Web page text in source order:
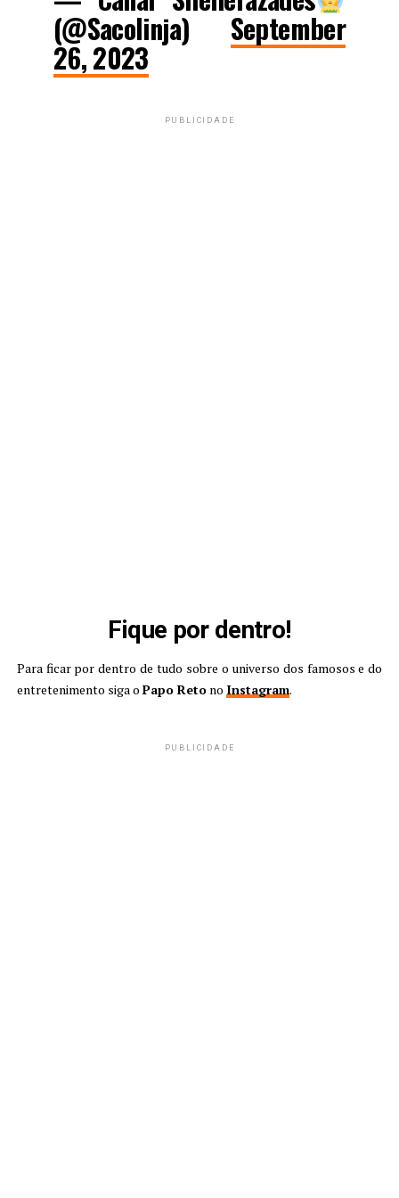
(@Sacolinja) September
26, 2023
PUBLICIDADE
Fique por dentro!
Para ficar por dentro de tudo sobre o universo dos famosos e do
entretenimento siga o Papo Retono Instagram.
PUBLICIDADE